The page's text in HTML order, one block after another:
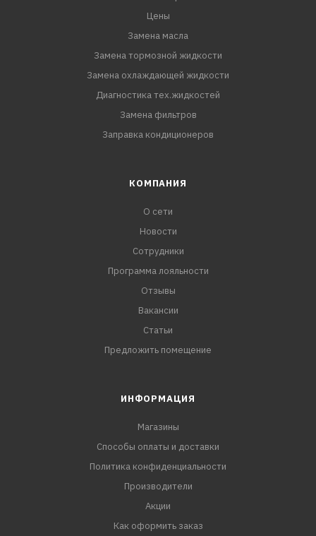
Цены
Замена масла
Замена тормозной жидкости
Замена охлаждающей жидкости
Диагностика тех.жидкостей
Замена фильтров
Заправка кондиционеров
КОМПАНИЯ
О сети
Новости
Сотрудники
Программа лояльности
Отзывы
Вакансии
Статьи
Предложить помещение
ИНФОРМАЦИЯ
Магазины
Способы оплаты и доставки
Политика конфиденциальности
Производители
Акции
Как оформить заказ